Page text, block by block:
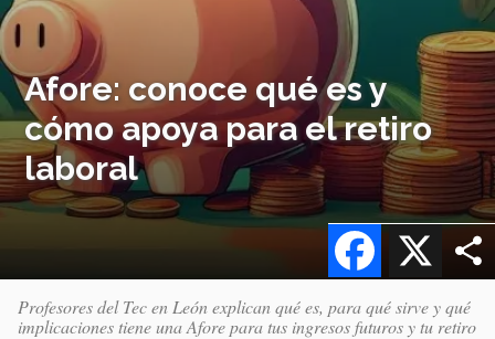
Afore: conoce qué es y
cómo apoya para el retiro
laboral
X
Facebook
Profesores del Tec en León explican qué es, para qué sirve y qué
implicaciones tiene una Afore para tus ingresos futuros y tu retiro